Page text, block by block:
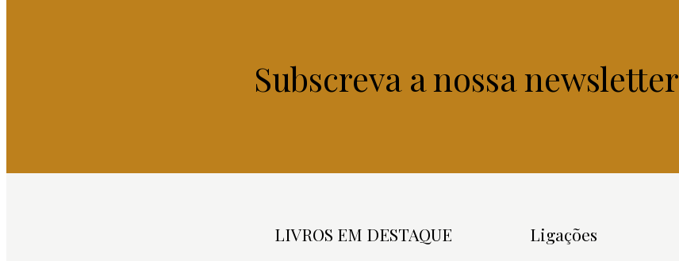
Subscreva a nossa newsletter
LIVROS EM DESTAQUE Ligações